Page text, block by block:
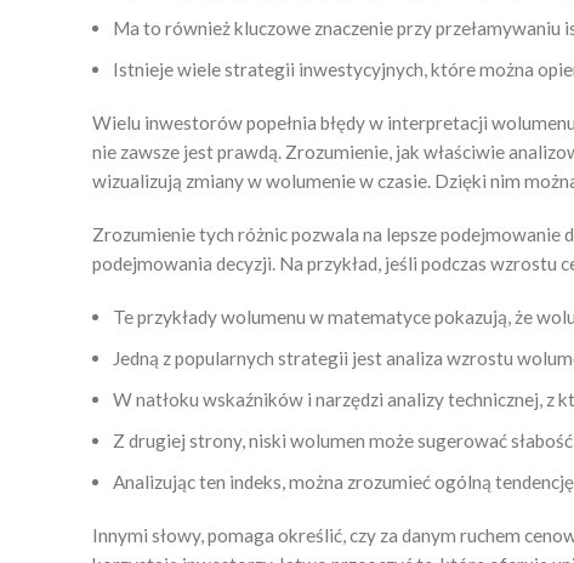
Ma to również kluczowe znaczenie przy
Istnieje wiele strategii inwestycyjnych, które można
Wielu inwestorów popełnia błędy w interpretacji
nie zawsze jest prawdą. Zrozumienie, jak właściwie
wizualizują zmiany w wolumenie w czasie. Dzięki nim
Zrozumienie tych różnic pozwala na lepsze
podejmowania decyzji. Na przykład, jeśli podczas
Te przykłady wolumenu w matematyce pokazują, że
Jedną z popularnych strategii jest analiza wzrostu
W natłoku wskaźników i narzędzi analizy technicznej,
Z drugiej strony, niski wolumen może sugerować
Analizując ten indeks, można zrozumieć ogólną
Innymi słowy, pomaga określić, czy za danym ruchem